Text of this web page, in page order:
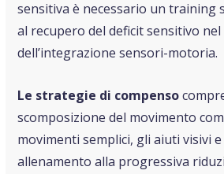
sensitiva è necessario un training
al recupero del deficit sensitivo
dell’integrazione sensori-motoria.
Le strategie di compenso
scomposizione del movimento
movimenti semplici, gli aiuti visivi
allenamento alla progressiva